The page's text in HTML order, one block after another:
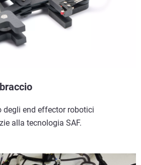
degli end effector robotici
alla tecnologia SAF.